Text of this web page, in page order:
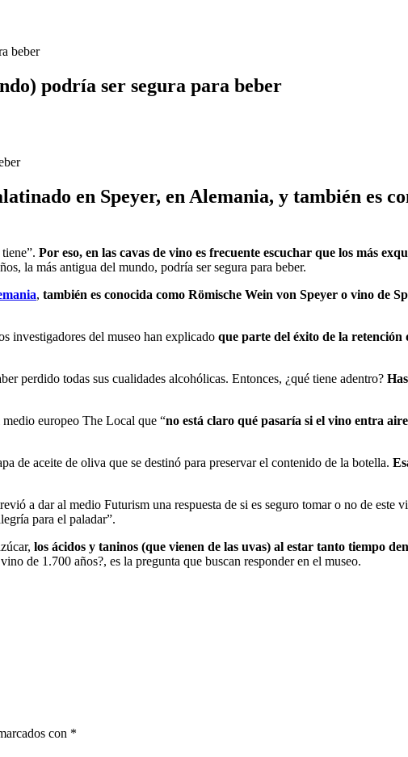
beber
podría ser segura para beber
en Speyer, en Alemania, y también es
Por eso, en las cavas de vino es frecuente escuchar que los más
la más antigua del mundo, podría ser segura para beber.
, también es conocida como Römische Wein von Speyer o vino de
investigadores del museo han explicado que parte del éxito de la retención
perdido todas sus cualidades alcohólicas. Entonces, ¿qué tiene adentro?
europeo The Local que “no está claro qué pasaría si el vino entra aire
de aceite de oliva que se destinó para preservar el contenido de la botella.
a dar al medio Futurism una respuesta de si es seguro tomar o no de este
para el paladar”.
los ácidos y taninos (que vienen de las uvas) al estar tanto tiempo
de 1.700 años?, es la pregunta que buscan responder en el museo.
con *